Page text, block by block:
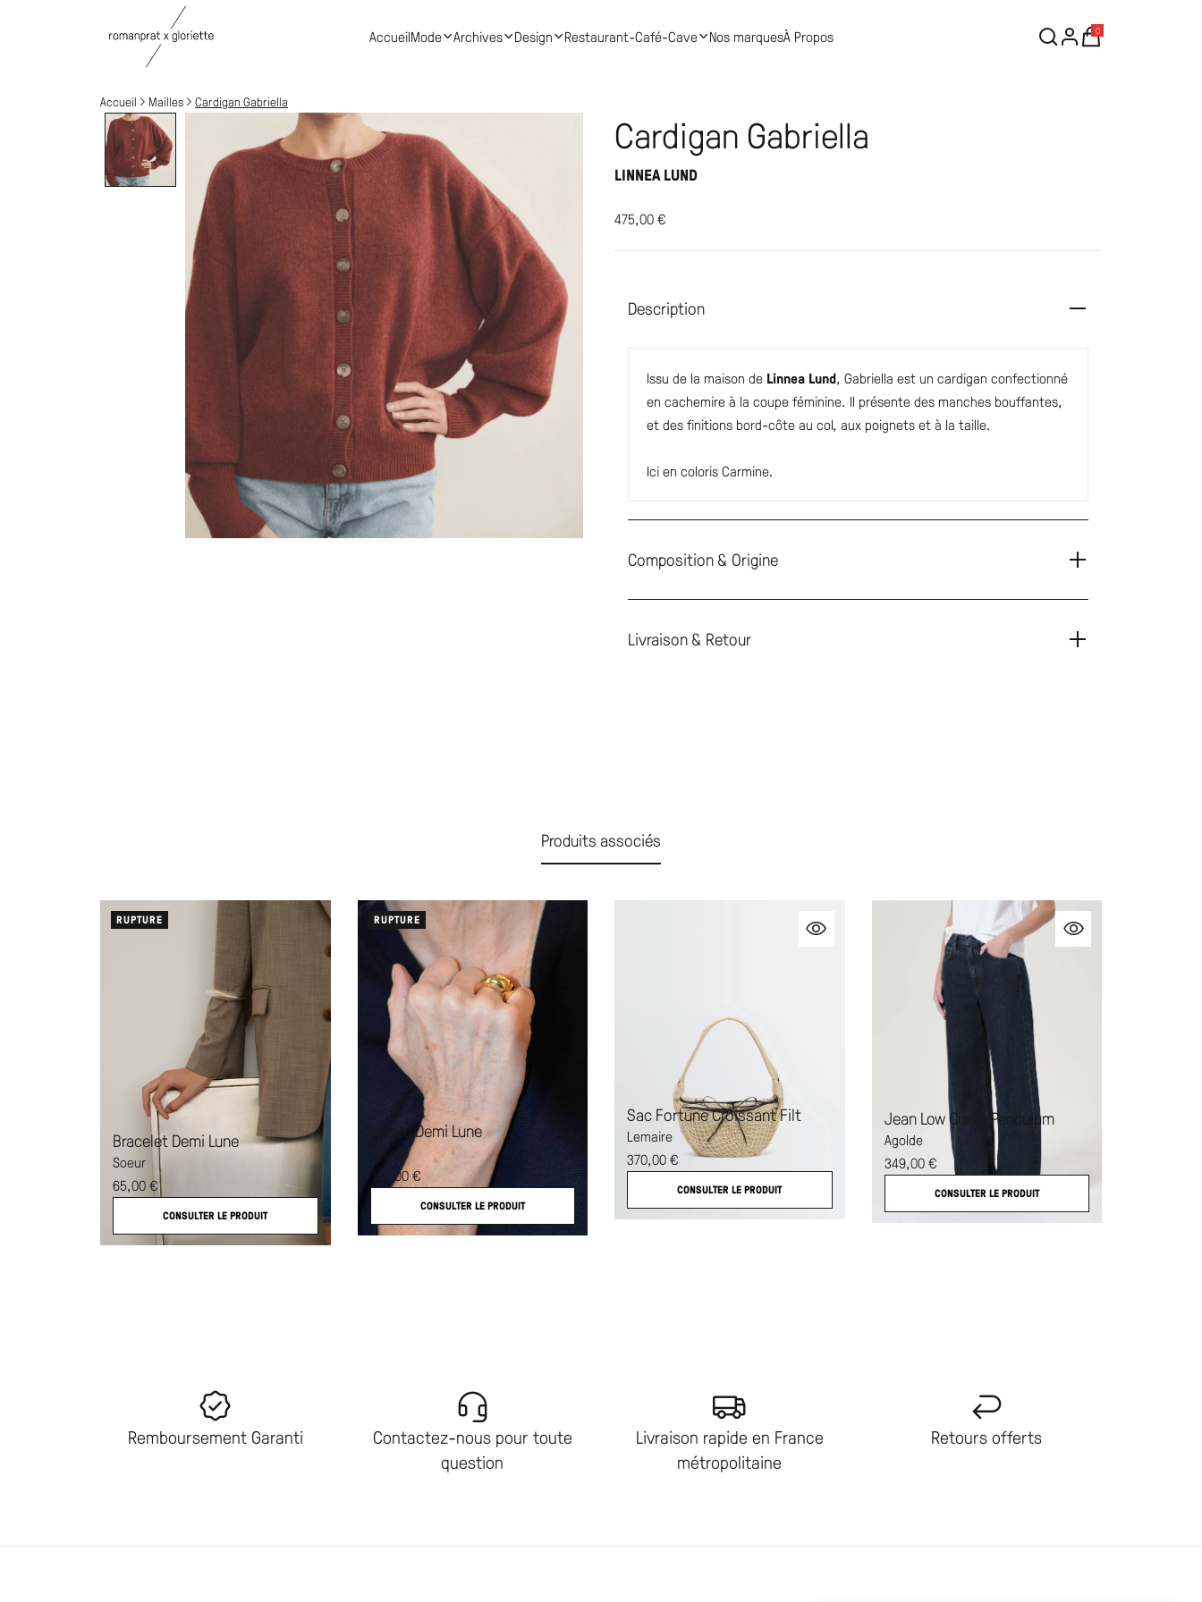
AccueilMode Archives Design Restaurant-Café-Cave Nos marquesÀ Propos 0
Accueil Mailles Cardigan Gabriella
Cardigan Gabriella
LINNEA LUND
475,00€
Description
Issu de la maison de Linnea Lund, Gabriella est un cardigan confectionné
en cachemire à la coupe féminine. Il présente des manches bouffantes,
et des finitions bord-côte au col, aux poignets et à la taille.
Ici en coloris Carmine.
Composition & Origine
Livraison & Retour
Produits associés
RUPTURE
Bracelet Demi Lune
Soeur
65,00€
CONSULTER LE PRODUIT
RUPTURE
Bague Demi Lune
Soeur
145,00€
CONSULTER LE PRODUIT
Sac Fortune Croissant Filt
Lemaire
370,00€
CONSULTER LE PRODUIT
Jean Low Curve Pendulum
Agolde
349,00€
CONSULTER LE PRODUIT
Remboursement Garanti
Contactez-nous pour toute
question
Livraison rapide en France
métropolitaine
Retours offerts